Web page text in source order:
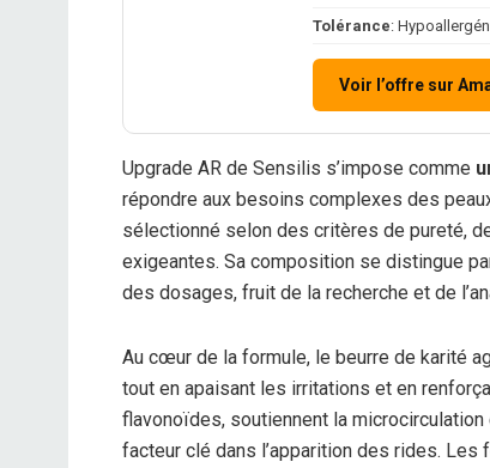
Tolérance:
Voir l’offre sur
Upgrade AR de Sensilis s’impose comme
répondre aux besoins complexes des
sélectionné selon des critères de pureté,
exigeantes. Sa composition se distingue
des dosages, fruit de la recherche et de
Au cœur de la formule, le beurre de karité
tout en apaisant les irritations et en
flavonoïdes, soutiennent la
facteur clé dans l’apparition des rides.